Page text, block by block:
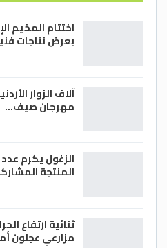
اختتام المخيم
بعرض نتاجات
آلاف الزوار
مهرجان صيف…
الزغول يكرم
المنتجة
ثنائية ارتفاع
مزارعي عجلون